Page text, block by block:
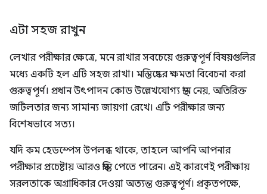
এটা সহজ রাখুন
লেখার পরীক্ষার ক্ষেত্রে, মনে রাখার সবচেয়ে গুরুত্বপূর্ণ বিষয়গুলির
মধ্যে একটি হল এটি সহজ রাখা। মস্তিষ্কের ক্ষমতা বিবেচনা করা
গুরুত্বপূর্ণ। প্রধান উৎপাদন কোড উল্লেখযোগ্য স্থান নেয়, অতিরিক্ত
জটিলতার জন্য সামান্য জায়গা রেখে। এটি পরীক্ষার জন্য
বিশেষভাবে সত্য।
যদি কম হেডস্পেস উপলব্ধ থাকে, তাহলে আপনি আপনার
পরীক্ষার প্রচেষ্টায় আরও স্বস্তি পেতে পারেন। এই কারণেই পরীক্ষায়
সরলতাকে অগ্রাধিকার দেওয়া অত্যন্ত গুরুত্বপূর্ণ। প্রকৃতপক্ষে,